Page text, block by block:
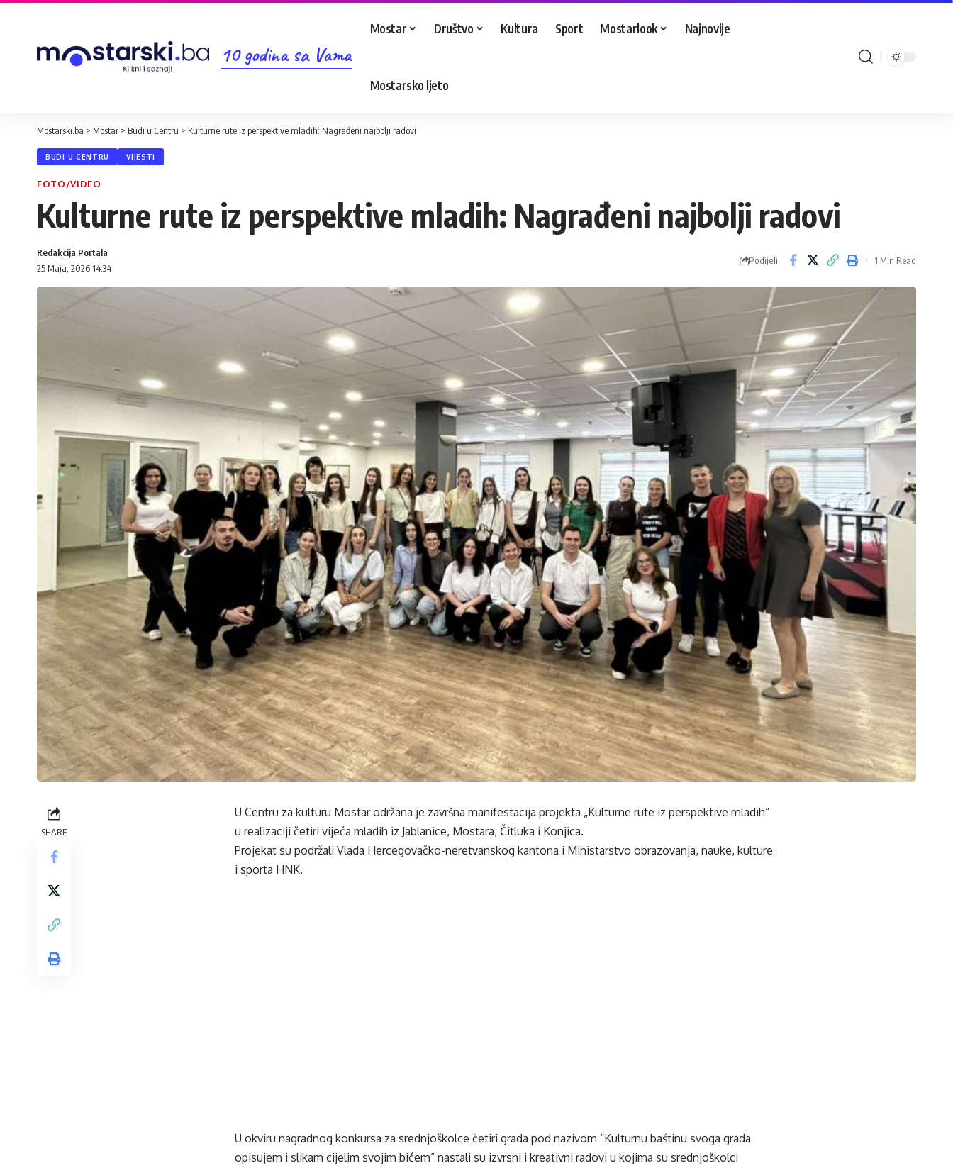
10 godina sa Vama
Mostar Društvo Kultura Sport Mostarlook Najnovije
Mostarsko ljeto
Mostarski.ba > Mostar > Budi u Centru > Kulturne rute iz perspektive mladih: Nagrađeni najbolji radovi
BUDI U CENTRU VIJESTI
FOTO/VIDEO
Kulturne rute iz perspektive mladih: Nagrađeni najbolji radovi
25 Maja, 2026 14:34
Redakcija Portala
Podijeli 1 Min Read
SHARE
U Centru za kulturu Mostar održana je završna manifestacija projekta „Kulturne rute iz perspektive mladih“
u realizaciji četiri vijeća mladih iz Jablanice, Mostara, Čitluka i Konjica.
Projekat su podržali Vlada Hercegovačko-neretvanskog kantona i Ministarstvo obrazovanja, nauke, kulture
i sporta HNK.
U okviru nagradnog konkursa za srednjoškolce četiri grada pod nazivom “Kulturnu baštinu svoga grada
opisujem i slikam cijelim svojim bićem” nastali su izvrsni i kreativni radovi u kojima su srednjoškolci